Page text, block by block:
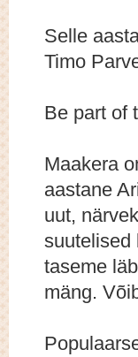
Selle
Timo
Be part of
Maakera
aastane
uut,
suutelised
taseme
mäng.